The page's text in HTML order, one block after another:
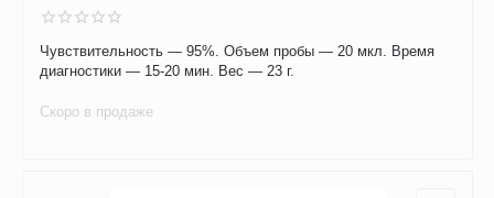
Чувствительность — 95%. Объем пробы — 20 мкл. Время
диагностики — 15-20 мин. Вес — 23 г.
Скоро в продаже